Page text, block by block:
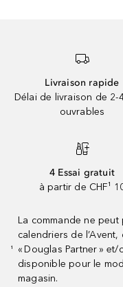
Livraison rapide
Délai de livraison de 2-
ouvrables
4 Essai gratuit
à partir de CHF¹
¹
La commande ne
calendriers de
« Douglas Partner »
disponible pour le
magasin.